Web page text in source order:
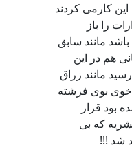
کارمی کردند
را باز
مانند سابق
هم در این
مانند زراق
بوی فرشته
بود قرار
که بی
شد !!!